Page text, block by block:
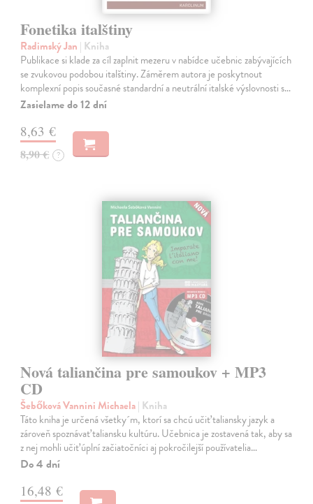
Fonetika italštiny
Radimský Jan | Kniha
Publikace si klade za cíl zaplnit mezeru v nabídce učebnic zabývajících
se zvukovou podobou italštiny. Záměrem autora je poskytnout
komplexní popis současné standardní a neutrální italské výslovnosti s…
Zasielame do 12 dní
8,63 €
8,90 € ?
Nová taliančina pre samoukov + MP3
CD
Šebőková Vannini Michaela| Kniha
Táto kniha je určená všetky´m, ktorí sa chcú učiť taliansky jazyk a
zároveň spoznávať taliansku kultúru. Učebnica je zostavená tak, aby sa
z nej mohli učiť úplní začiatočníci aj pokročilejší používatelia…
Do 4 dní
16,48 €